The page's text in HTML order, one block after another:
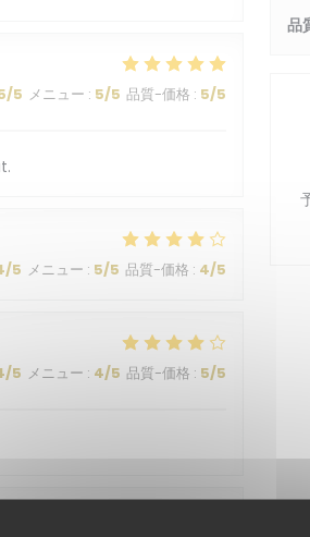
/5 メニュー : 5/5 品質-価格 : 5/5
/5 メニュー : 5/5 品質-価格 : 4/5
/5 メニュー : 4/5 品質-価格 : 5/5
品